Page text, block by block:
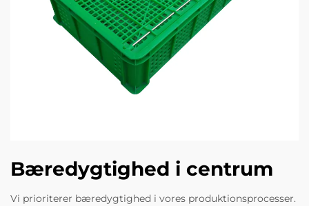
Bæredygtighed i centrum
Vi prioriterer bæredygtighed i vores produktionsprocesser.